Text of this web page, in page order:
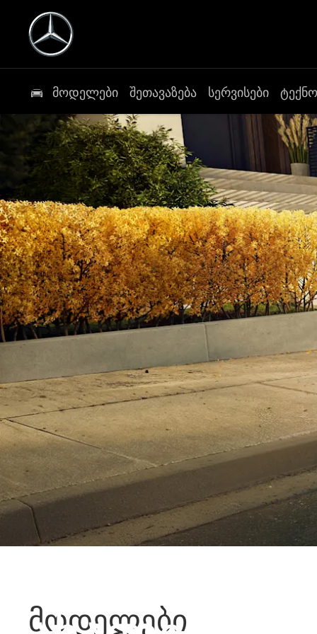
მოდელები შეთავაზება სერვისები
მოდელები